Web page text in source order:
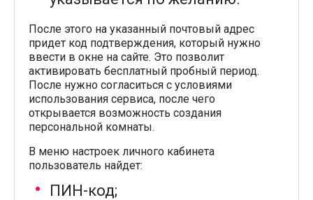
После этого на указанный почтовый адрес
придет код подтверждения, который нужно
ввести в окне на сайте. Это позволит
активировать бесплатный пробный период.
После нужно согласиться с условиями
использования сервиса, после чего
открывается возможность создания
персональной комнаты.
В меню настроек личного кабинета
пользователь найдет:
ПИН-код;